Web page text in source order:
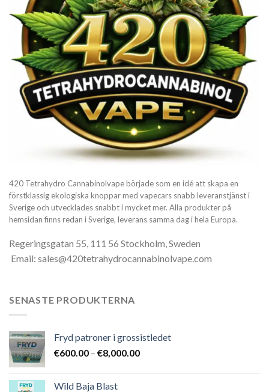
420 Tetrahydro Cannabinolvape började som en idé att skapa en
förstklassig ekologiska knoppar med vapecars snabb leveranstjänst i
Sverige och utvecklades snabbt i mycket mer. Alla produkter på
hemsidan finns redan i Sverige, leverans samma dag i hela Europa.
Regeringsgatan 55, 111 56 Stockholm, Sweden
Email: sales@420tetrahydrocannabinolvape.com
SENASTE PRODUKTERNA
Fryd patroner i grossistledet
€600.00 – €8,000.00Prisintervall:
Wild Baja Blast